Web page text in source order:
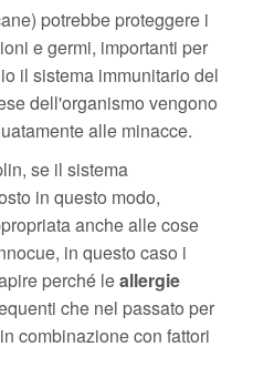
potrebbe proteggere i
e germi, importanti per
il sistema immunitario del
dell'organismo vengono
alle minacce.
se il sistema
in questo modo,
anche alle cose
in questo caso i
perché leallergie
che nel passato per
combinazione con fattori